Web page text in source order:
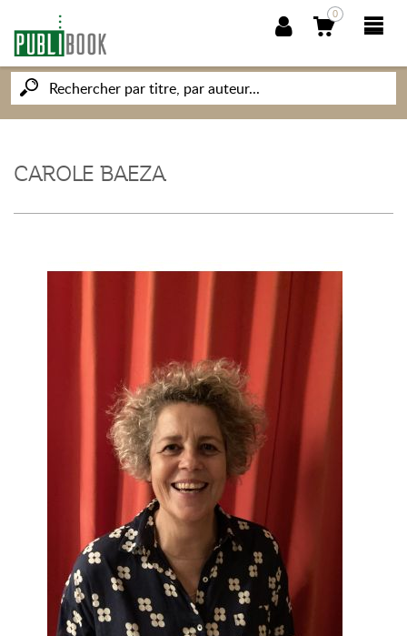
0
NOUVEAUTÉS
PUBLIBOOK
SOCIÉTÉ DES ÉCRIVAINS
MON PETIT ÉDITEUR
CAROLE BAEZA